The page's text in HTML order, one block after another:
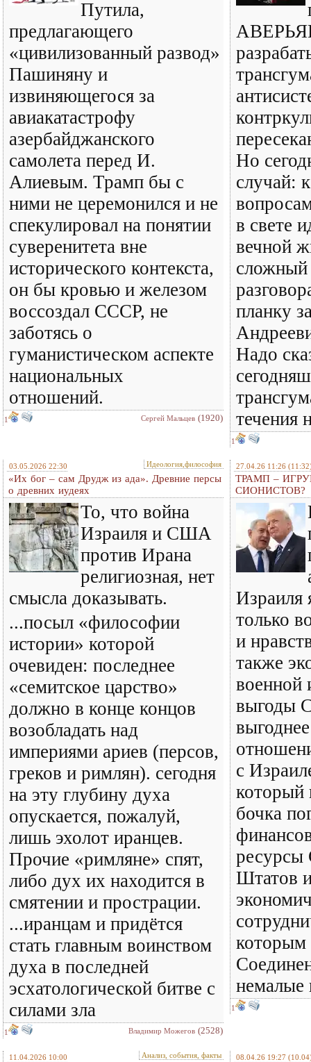
Путила,
предлагающего
«цивилизованный развод»
Пашиняну и
извиняющегося за
авиакатастрофу
азербайджанского
самолета перед И.
Алиевым. Трамп бы с
ними не церемонился и не
спекулировал на понятии
суверенитета вне
исторического контекста,
он бы кровью и железом
воссоздал СССР, не
заботясь о
гуманистическом аспекте
национальных
отношений.
1 Сергей Мальцев (1920)
Но
случай:
в свете
вечной
сложный
планку
Надо
течения
1
03.05.2026 22:30 Идеология,философия
«Их бог – сам Друдж из ада». Древние персы
о древних иудеях
То, что война
Израиля и США
против Ирана
религиозная, нет
смысла доказывать.
...посыл «философии
истории» которой
очевиден: последнее
«семитское царство»
должно в конце концов
возобладать над
империями ариев (персов,
греков и римлян). сегодня
на эту глубину духа
опускается, пожалуй,
лишь эхолот иранцев.
Прочие «римляне» спят,
либо дух их находится в
смятении и прострации.
...иранцам и придётся
стать главным воинством
духа в последней
эсхатологической битве с
силами зла
1 Владимир Можегов (2528)
27.04.26 11:26
ТРАМП –
СИОНИСТОВ?
Израиля
только
и
также
военной
выгоды
с
который
бочка
ресурсы
Штатов
которым
немалые
1
11.04.2026 10:00 Анализ, события, факты 08.04.26 19:27